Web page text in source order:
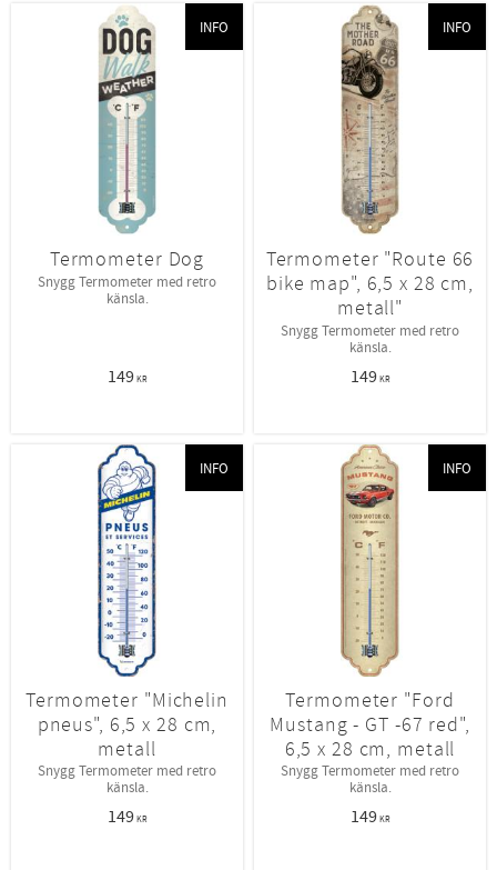
Termometer Dog
Snygg Termometer med retro
känsla.
149KR
INFO
Termometer "Route 66
bike map", 6,5 x 28 cm,
metall"
Snygg Termometer med retro
känsla.
149KR
INFO
Termometer "Michelin
pneus", 6,5 x 28 cm,
metall
Snygg Termometer med retro
känsla.
149KR
INFO
Termometer "Ford
Mustang - GT -67 red",
6,5 x 28 cm, metall
Snygg Termometer med retro
känsla.
149KR
INFO